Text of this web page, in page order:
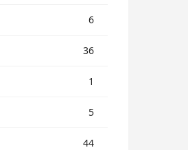
6
36
1
5
44